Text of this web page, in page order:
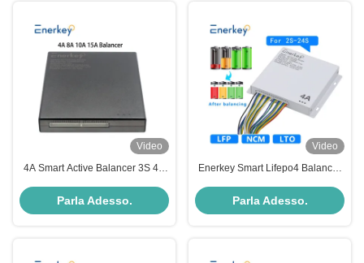
Video
4A Smart Active Balancer 3S 4S
ion Lipo Battery Balancer
Parla Adesso.
Video
Enerkey Smart Lifepo4 Balancer
NCM/LFP/LTO da 3,2 a 3,7 V
Parla Adesso.